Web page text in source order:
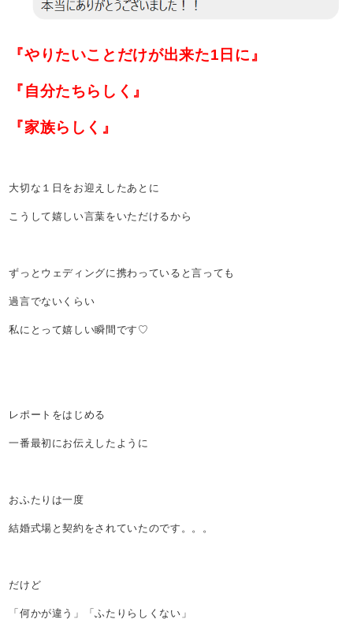
『やりたいことだけが出来た1日に』
『自分たちらしく』
『家族らしく』
大切な１日をお迎えしたあとに
こうして嬉しい言葉をいただけるから
ずっとウェディングに携わっていると言っても
過言でないくらい
私にとって嬉しい瞬間です♡
レポートをはじめる
一番最初にお伝えしたように
おふたりは一度
結婚式場と契約をされていたのです。。。
だけど
「何かが違う」「ふたりらしくない」